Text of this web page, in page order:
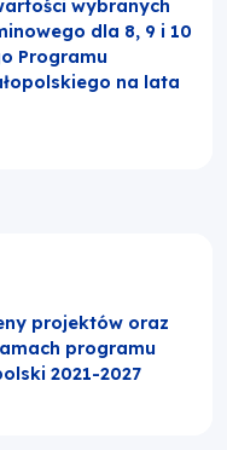
wybranych
dla 8, 9 i 10
Programu
na lata
projektów oraz
programu
2021-2027